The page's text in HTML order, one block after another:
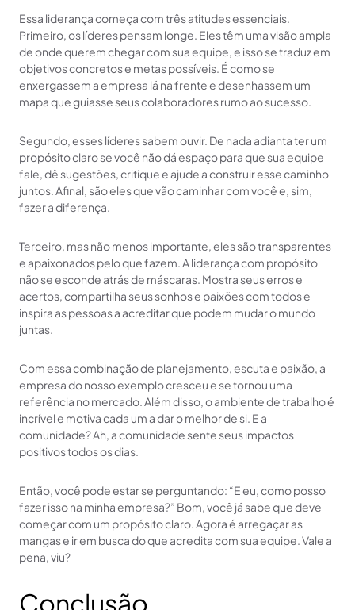
Essa liderança começa com três atitudes essenciais.
Primeiro, os líderes pensam longe. Eles têm uma visão ampla
de onde querem chegar com sua equipe, e isso se traduz em
objetivos concretos e metas possíveis. É como se
enxergassem a empresa lá na frente e desenhassem um
mapa que guiasse seus colaboradores rumo ao sucesso.
Segundo, esses líderes sabem ouvir. De nada adianta ter um
propósito claro se você não dá espaço para que sua equipe
fale, dê sugestões, critique e ajude a construir esse caminho
juntos. Afinal, são eles que vão caminhar com você e, sim,
fazer a diferença.
Terceiro, mas não menos importante, eles são transparentes
e apaixonados pelo que fazem. A liderança com propósito
não se esconde atrás de máscaras. Mostra seus erros e
acertos, compartilha seus sonhos e paixões com todos e
inspira as pessoas a acreditar que podem mudar o mundo
juntas.
Com essa combinação de planejamento, escuta e paixão, a
empresa do nosso exemplo cresceu e se tornou uma
referência no mercado. Além disso, o ambiente de trabalho é
incrível e motiva cada um a dar o melhor de si. E a
comunidade? Ah, a comunidade sente seus impactos
positivos todos os dias.
Então, você pode estar se perguntando: “E eu, como posso
fazer isso na minha empresa?” Bom, você já sabe que deve
começar com um propósito claro. Agora é arregaçar as
mangas e ir em busca do que acredita com sua equipe. Vale a
pena, viu?
Conclusão